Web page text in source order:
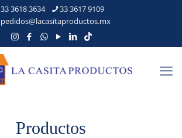
33 3618 3634
33 3617 9109
pedidos@lacasitaproductos.mx
Productos